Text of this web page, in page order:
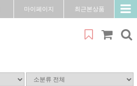
마이페이지 최근본상품